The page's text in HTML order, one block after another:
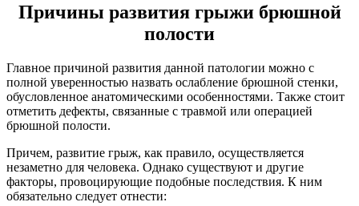
Причины развития грыжи брюшной
полости
Главное причиной развития данной патологии можно с
полной уверенностью назвать ослабление брюшной стенки,
обусловленное анатомическими особенностями. Также стоит
отметить дефекты, связанные с травмой или операцией
брюшной полости.
Причем, развитие грыж, как правило, осуществляется
незаметно для человека. Однако существуют и другие
факторы, провоцирующие подобные последствия. К ним
обязательно следует отнести: